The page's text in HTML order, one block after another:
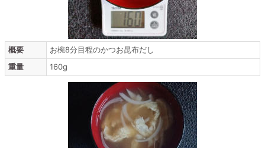
概要
お椀8分目程のかつお昆布だし
重量
160g